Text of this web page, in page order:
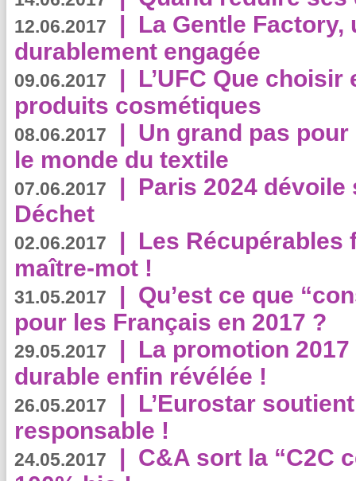
12.06.2017 | La Gentle
durablement engagée
09.06.2017 | L’UFC Que
produits cosmétiques
08.06.2017 | Un grand pas
le monde du textile
07.06.2017 | Paris 2024
Déchet
02.06.2017 | Les Récupérables
maître-mot !
31.05.2017 | Qu’est ce que
pour les Français en 2017 ?
29.05.2017 | La promotion
durable enfin révélée !
26.05.2017 | L’Eurostar
responsable !
24.05.2017 | C&A sort la “C2C